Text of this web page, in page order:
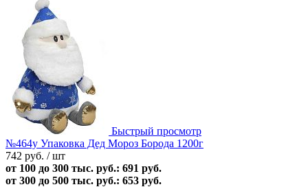
Быстрый просмотр
№464у Упаковка Дед Мороз Борода 1200г
742 руб. / шт
от 100 до 300 тыс. руб.: 691 руб.
от 300 до 500 тыс. руб.: 653 руб.